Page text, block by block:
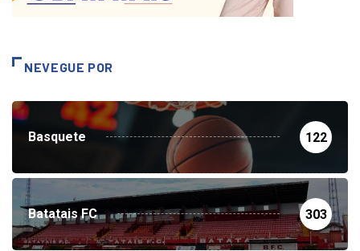
NEVEGUE POR
Basquete 122
Batatais FC 303